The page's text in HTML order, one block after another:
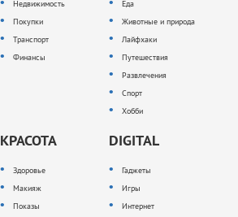
Недвижимость
Покупки
Транспорт
Финансы
Еда
Животные и природа
Лайфхаки
Путешествия
Развлечения
Спорт
Хобби
КРАСОТА
Здоровье
Макияж
Показы
DIGITAL
Гаджеты
Игры
Интернет